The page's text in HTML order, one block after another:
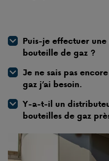
Puis-je effectuer
bouteille de gaz ?
Je ne sais pas
gaz j’ai besoin.
Y-a-t-il un
bouteilles de gaz